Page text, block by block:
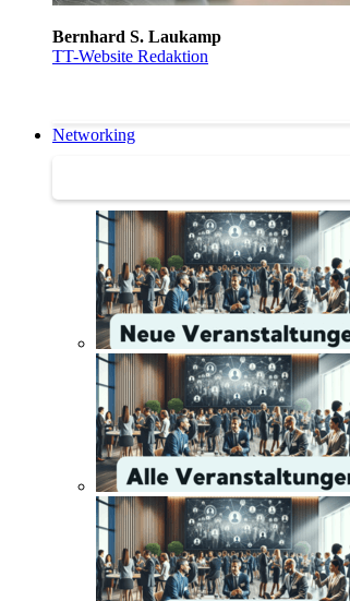
Bernhard S. Laukamp
TT-Website Redaktion
Networking